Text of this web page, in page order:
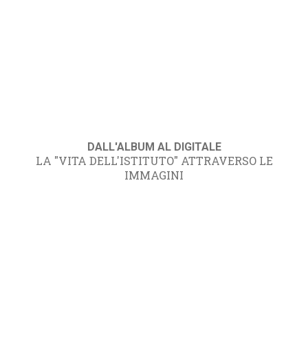
DALL'ALBUM AL DIGITALE
LA "VITA DELL'ISTITUTO" ATTRAVERSO LE
IMMAGINI